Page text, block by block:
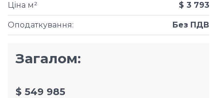
Оподаткування: Без ПДВ
Ціна м² $ 3 793
Загалом:
$ 549 985